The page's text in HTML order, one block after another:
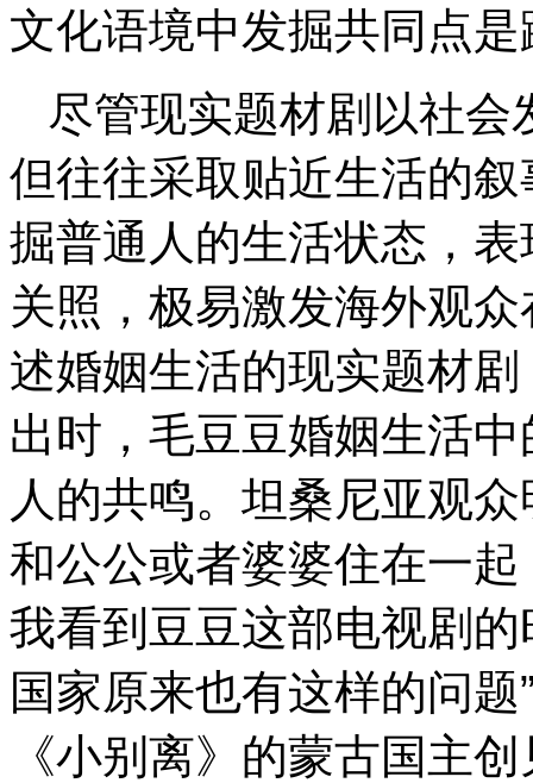
文化语境中发掘共同点
尽管现实题材剧以社会
但往往采取贴近生活的
掘普通人的生活状态，
关照，极易激发海外观
述婚姻生活的现实题材
出时，毛豆豆婚姻生活
人的共鸣。坦桑尼亚观
和公公或者婆婆住在一
我看到豆豆这部电视剧
国家原来也有这样的问
《小别离》的蒙古国主